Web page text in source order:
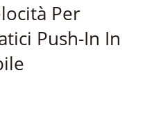
Per
Push-In In